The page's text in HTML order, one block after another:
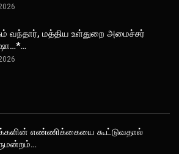
வந்தார், மத்திய உள்துறை அமைச்சர்
எண்ணிக்கையை கூட்டுவதால்